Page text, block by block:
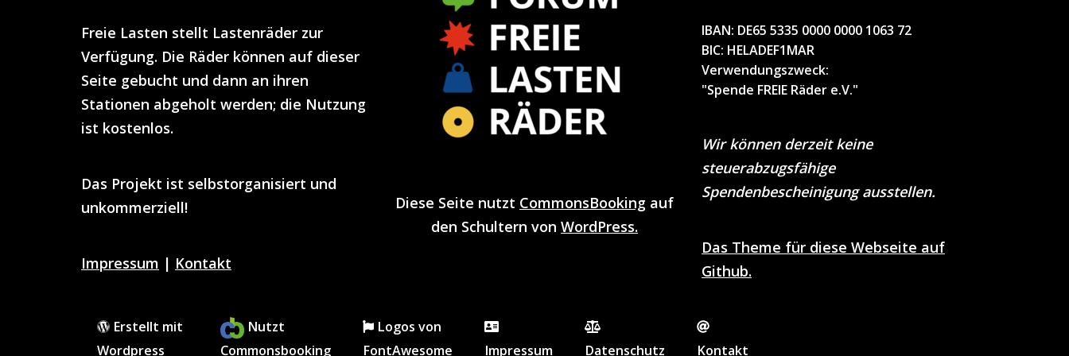
Freie Lasten stellt Lastenräder zur
Verfügung. Die Räder können auf dieser
Seite gebucht und dann an ihren
Stationen abgeholt werden; die Nutzung
ist kostenlos.
Das Projekt ist selbstorganisiert und
unkommerziell!
Impressum | Kontakt
Diese Seite nutzt CommonsBooking auf
den Schultern von WordPress.
IBAN: DE65 5335 0000 0000 1063 72
BIC: HELADEF1MAR
Verwendungszweck:
"Spende FREIE Räder e.V."
Wir können derzeit keine
steuerabzugsfähige
Spendenbescheinigung ausstellen.
Das Theme für diese Webseite auf
Github.
Erstellt mit
Wordpress
Nutzt
Commonsbooking
Logos von
FontAwesome
Impressum Datenschutz Kontakt